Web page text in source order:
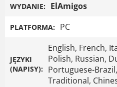
WYDANIE: ElAmigos
PLATFORMA: PC
JĘZYKI
(NAPISY):
English, French,
Polish, Russian,
Portuguese-
Traditional,